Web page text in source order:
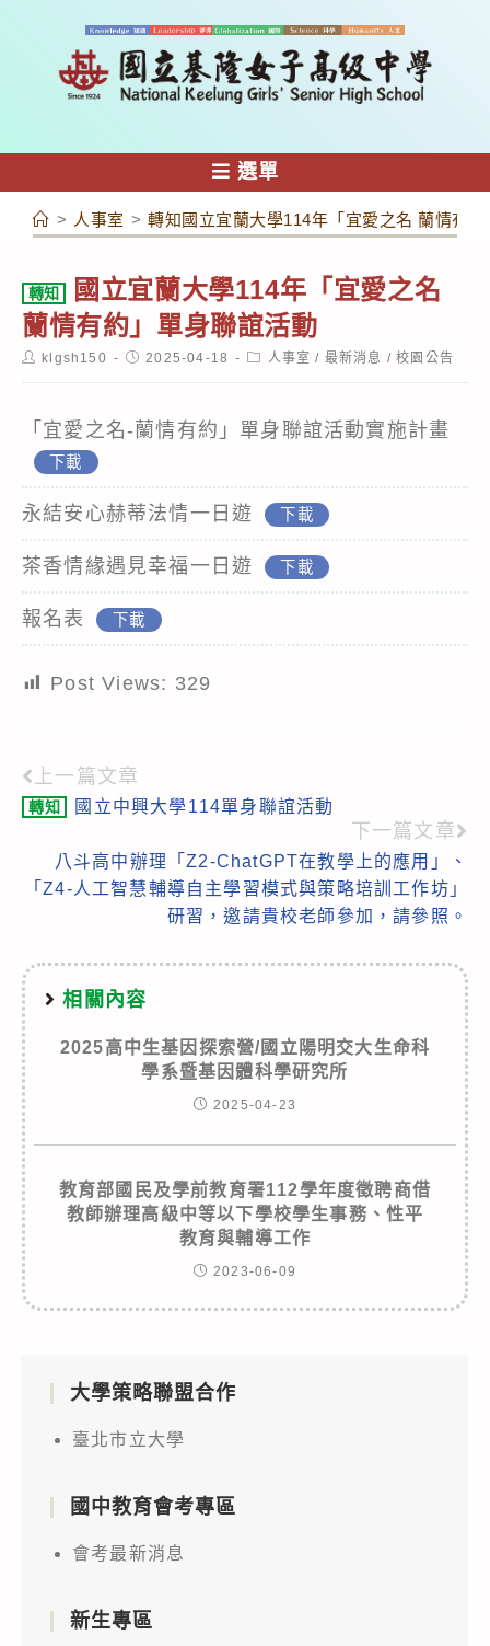
容
選單
> 人事室 > 轉知國立宜蘭大學114年「宜愛之名 蘭情有
轉知
國立宜蘭大學114年「宜愛之名
蘭情有約」單身聯誼活動
Postklgsh150
Post2025-04-18
Post人事室 / 最新消息 / 校園公告
「宜愛之名-蘭情有約」單身聯誼活動實施計畫
下載
永結安心赫蒂法情一日遊 下載
茶香情緣遇見幸福一日遊 下載
報名表 下載
Post Views: 329
Read
more
articles
上一篇文章
轉知 國立中興大學114單身聯誼活動
下一篇文章
八斗高中辦理「Z2-ChatGPT在教學上的應用」、
「Z4-人工智慧輔導自主學習模式與策略培訓工作坊」
研習，邀請貴校老師參加，請參照。
相關內容
2025高中生基因探索營/國立陽明交大生命科
學系暨基因體科學研究所
2025-04-23
教育部國民及學前教育署112學年度徵聘商借
教師辦理高級中等以下學校學生事務、性平
教育與輔導工作
2023-06-09
大學策略聯盟合作
臺北市立大學
國中教育會考專區
會考最新消息
新生專區